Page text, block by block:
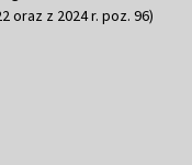
oraz z 2024 r. poz. 96)